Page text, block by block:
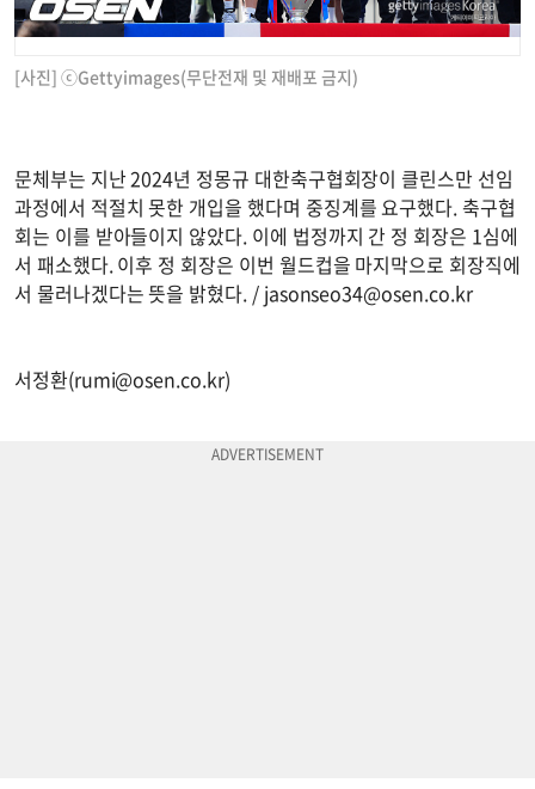
[사진] ⓒGettyimages(무단전재 및 재배포 금지)
문체부는 지난 2024년 정몽규 대한축구협회장이 클린스만 선임
과정에서 적절치 못한 개입을 했다며 중징계를 요구했다. 축구협
회는 이를 받아들이지 않았다. 이에 법정까지 간 정 회장은 1심에
서 패소했다. 이후 정 회장은 이번 월드컵을 마지막으로 회장직에
서 물러나겠다는 뜻을 밝혔다. / jasonseo34@osen.co.kr
서정환(rumi@osen.co.kr)